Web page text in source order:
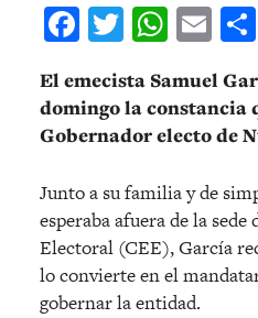
Facebook
Twitter
El emecista Samuel
domingo la constancia
Gobernador electo de
Junto a su familia y de
esperaba afuera de la
Electoral (CEE), García
lo convierte en el
gobernar la entidad.